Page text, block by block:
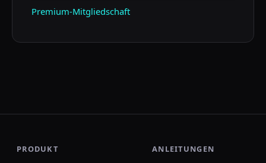
Premium-Mitgliedschaft
PRODUKT ANLEITUNGEN